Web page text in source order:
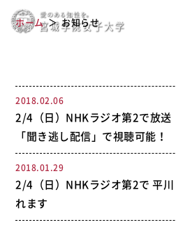
女
子
大
2017年度のアーカイブ
ホーム お知らせ
2018.02.06
2/4（日）NHKラジオ第2で放
「聞き逃し配信」で視聴可能！
2018.01.29
2/4（日）NHKラジオ第2で 平
れます